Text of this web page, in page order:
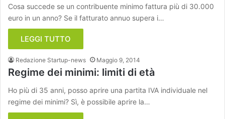
Cosa succede se un contribuente minimo fattura più di 30.000
euro in un anno? Se il fatturato annuo supera i…
LEGGI TUTTO
Redazione Startup-news Maggio 9, 2014
Regime dei minimi: limiti di età
Ho più di 35 anni, posso aprire una partita IVA individuale nel
regime dei minimi? Sì, è possibile aprire la…